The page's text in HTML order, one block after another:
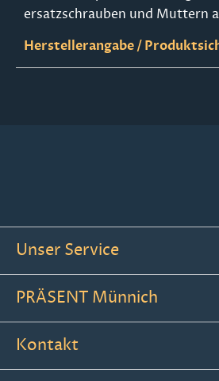
ersatzschrauben und Muttern
Herstellerangabe /
Unser Service
PRÄSENT Münnich
Kontakt